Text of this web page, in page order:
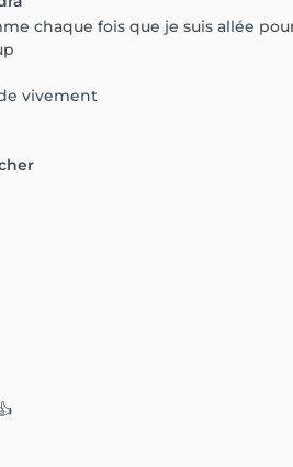
chaque fois que je suis allée
vivement